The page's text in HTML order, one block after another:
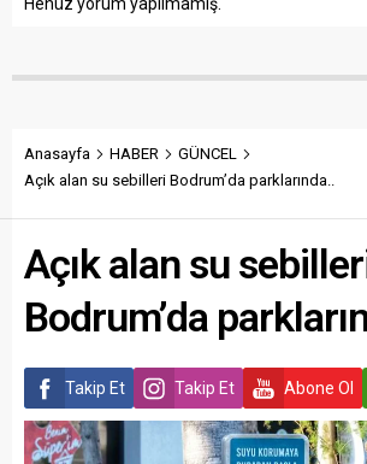
Anasayfa HABER
GÜNCEL
Açık alan su sebilleri Bodrum’da parklarında..
Açık alan su
Bodrum’da
Takip Et Takip Et Abone Ol